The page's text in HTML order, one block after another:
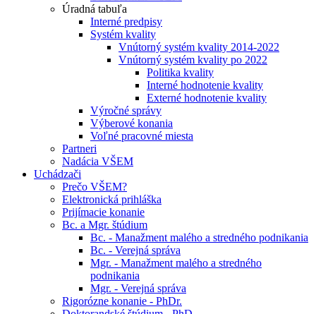
Úradná tabuľa
Interné predpisy
Systém kvality
Vnútorný systém kvality 2014-2022
Vnútorný systém kvality po 2022
Politika kvality
Interné hodnotenie kvality
Externé hodnotenie kvality
Výročné správy
Výberové konania
Voľné pracovné miesta
Partneri
Nadácia VŠEM
Uchádzači
Prečo VŠEM?
Elektronická prihláška
Prijímacie konanie
Bc. a Mgr. štúdium
Bc. - Manažment malého a stredného podnikania
Bc. - Verejná správa
Mgr. - Manažment malého a stredného
podnikania
Mgr. - Verejná správa
Rigorózne konanie - PhDr.